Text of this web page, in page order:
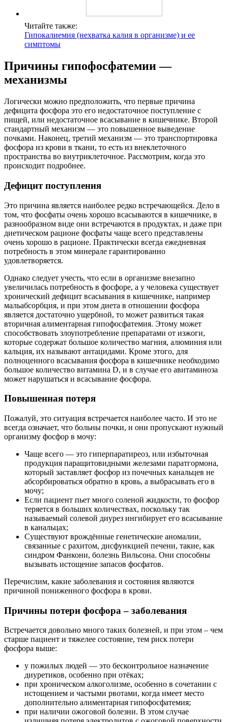
Читайте также:
Гипокалиемия (нехватка калия в организме) и ее
симптомы
Причины гипофосфатемии —
механизмы
Логически можно предположить, что первые причина
дефицита фосфора это его недостаточное поступление с
пищей, или недостаточное всасывание в кишечнике. Второй
стандартный механизм — это повышенное выведение
почками. Наконец, третий механизм — это транспортировка
фосфора из крови в ткани, то есть из внеклеточного
пространства во внутриклеточное. Рассмотрим, когда это
происходит подробнее.
Дефицит поступления
Это причина является наиболее редко встречающейся. Дело в
том, что фосфаты очень хорошо всасываются в кишечнике, в
разнообразном виде они встречаются в продуктах, и даже при
диетическом рационе фосфаты чаще всего представлены
очень хорошо в рационе. Практически всегда ежедневная
потребность в этом минерале гарантированно
удовлетворяется.
Однако следует учесть, что если в организме внезапно
увеличилась потребность в фосфоре, а у человека существует
хронический дефицит всасывания в кишечнике, например
мальабсорбция, и при этом диета в отношении фосфора
является достаточно ущербной, то может развиться такая
вторичная алиментарная гипофосфатемия. Этому может
способствовать злоупотребление препаратами от изжоги,
которые содержат большое количество магния, алюминия или
кальция, их называют антацидами. Кроме этого, для
полноценного всасывания фосфора в кишечнике необходимо
большое количество витамина D, и в случае его авитаминоза
может нарушаться и всасывание фосфора.
Повышенная потеря
Пожалуй, это ситуация встречается наиболее часто. И это не
всегда означает, что больны почки, и они пропускают нужный
организму фосфор в мочу:
Чаще всего — это гиперпаратиреоз, или избыточная
продукция паращитовидными железами паратгормона,
который заставляет фосфор из почечных канальцев не
абсорбироваться обратно в кровь, а выбрасывать его в
мочу;
Если пациент пьет много соленой жидкости, то фосфор
теряется в больших количествах, поскольку так
называемый солевой диурез ингибирует его всасывание
в канальцах;
Существуют врождённые генетические аномалии,
связанные с рахитом, дисфункцией печени, такие, как
синдром Фанкони, болезнь Вильсона. Они способны
вызывать истощение запасов фосфатов.
Перечислим, какие заболевания и состояния являются
причиной пониженного фосфора в крови.
Причины потери фосфора – заболевания
Встречается довольно много таких болезней, и при этом – чем
старше пациент и тяжелее состояние, тем риск потери
фосфора выше:
у пожилых людей — это бесконтрольное назначение
диуретиков, особенно при отёках;
при хроническом алкоголизме, особенно в сочетании с
истощением и частыми рвотами, когда имеет место
дополнительно алиментарная гипофосфатемия;
при наличии ожоговой болезни. В этом случае